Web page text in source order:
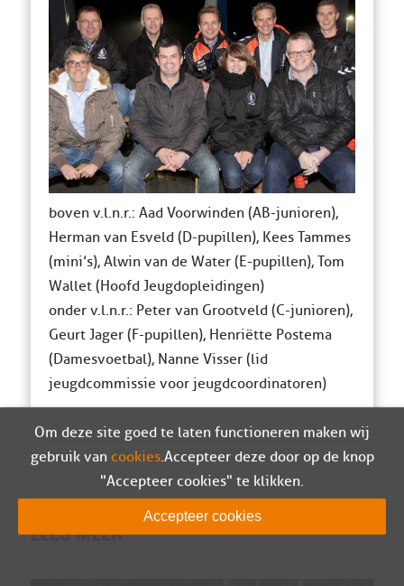
boven v.l.n.r.: Aad Voorwinden (AB-junioren),
Herman van Esveld (D-pupillen), Kees Tammes
(mini’s), Alwin van de Water (E-pupillen), Tom
Wallet (Hoofd Jeugdopleidingen)
onder v.l.n.r.: Peter van Grootveld (C-junioren),
Geurt Jager (F-pupillen), Henriëtte Postema
(Damesvoetbal), Nanne Visser (lid
jeugdcommissie voor jeugdcoordinatoren)
LEES MEER
Om deze site goed te laten functioneren maken wij
gebruik van cookies. Accepteer deze door op de knop
"Accepteer cookies" te klikken.
Accepteer cookies